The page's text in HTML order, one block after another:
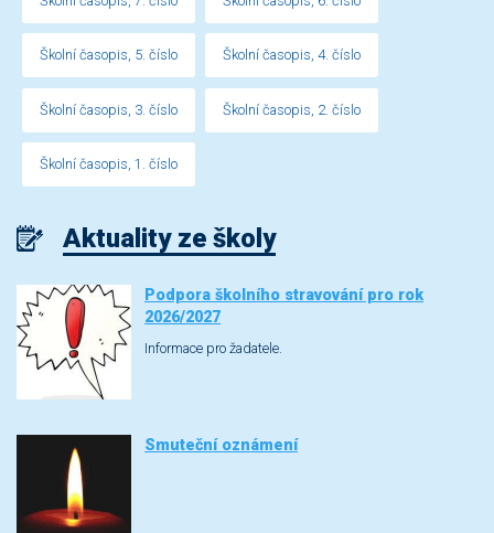
Školní časopis, 5. číslo Školní časopis, 4. číslo
Školní časopis, 3. číslo Školní časopis, 2. číslo
Školní časopis, 1. číslo
Aktuality ze školy
Podpora školního stravování pro rok
2026/2027
Informace pro žadatele.
Smuteční oznámení